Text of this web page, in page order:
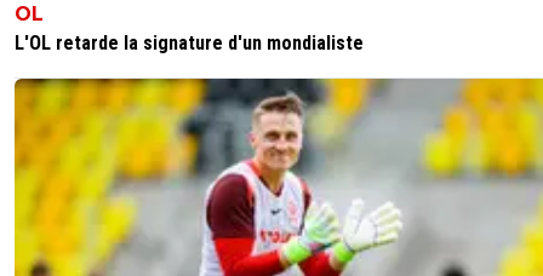
OL
L'OL retarde la signature d'un mondialiste